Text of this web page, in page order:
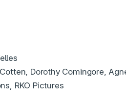
Dorothy Comingore,
RKO Pictures